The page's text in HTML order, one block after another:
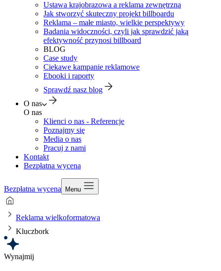
Ustawa krajobrazowa a reklama zewnętrzna
Jak stworzyć skuteczny projekt billboardu
Reklama – małe miasto, wielkie perspektywy
Badania widoczności, czyli jak sprawdzić jaką
efektywność przynosi billboard
BLOG
Case study
Ciekawe kampanie reklamowe
Ebooki i raporty
Sprawdź nasz blog
O nas
O nas
Klienci o nas - Referencje
Poznajmy się
Media o nas
Pracuj z nami
Kontakt
Bezpłatna wycena
Bezpłatna wycena Menu
Reklama wielkoformatowa
Kluczbork
Wynajmij